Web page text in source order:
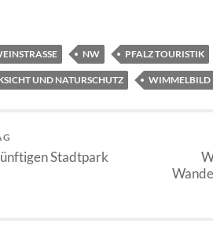
NW PFALZ TOURISTIK
UND NATURSCHUTZ WIMMELBILD
Stadtpark